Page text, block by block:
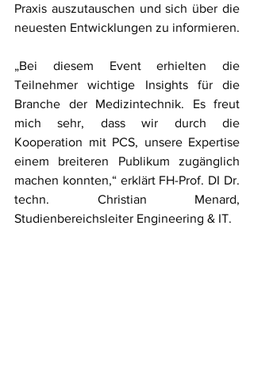
Praxis auszutauschen und sich über die
„Bei diesem Event erhielten die
Teilnehmer wichtige Insights für die
Branche der Medizintechnik. Es freut
mich sehr, dass wir durch die
Kooperation mit PCS, unsere Expertise
einem breiteren Publikum zugänglich
machen konnten,“ erklärt FH-Prof. DI Dr.
techn. Christian Menard,
Studienbereichsleiter Engineering & IT.